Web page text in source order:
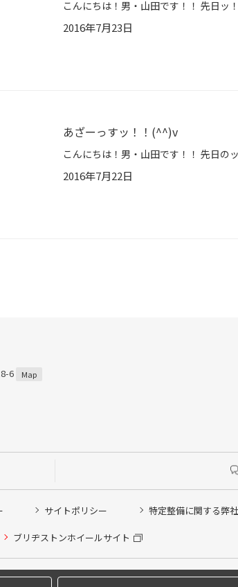
2016年7月23日
あざーっすッ！！(^^)v
2016年7月22日
6 Map
サイトポリシー 特定整備に関する弊
ブリヂストンホイールサイト